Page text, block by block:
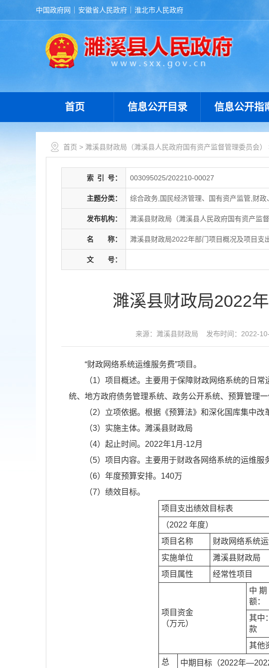
中国政府网 安徽省人民政府 淮北市人民政府
首页 信息公开目录 信息公开指
首页 > 濉溪县财政局（濉溪县人民政府国有资产监督管理委员会）
索 引 号： 003095025/202210-00027
主题分类： 综合政务,国民经济管理、国有资产监管,财
发布机构： 濉溪县财政局（濉溪县人民政府国有资产监督
名 称： 濉溪县财政局2022年部门项目概况及项目支
文 号：
濉溪县财政局2022
来源：濉溪县财政局 发布时间：2022-
“财政网络系统运维服务费”项目。
（1）项目概述。主要用于保障财政网络系统的日
统、地方政府债务管理系统、政务公开系统、预算管理一
（2）立项依据。根据《预算法》和深化国库集中
（3）实施主体。濉溪县财政局
（4）起止时间。2022年1月-12月
（5）项目内容。主要用于财政各网络系统的运维服
（6）年度预算安排。140万
（7）绩效目标。
项目支出绩效目标表
（2022 年度）
项目名称
财政网络系统
实施单位
濉溪县财政局
项目属性
经常性项目
项目资金
（万元）
中
额：
其中
款
其他
总
中期目标（2022年